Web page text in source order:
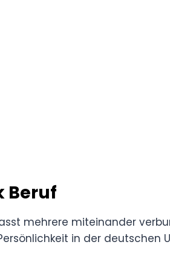
Beruf
mehrere miteinander
in der deutschen